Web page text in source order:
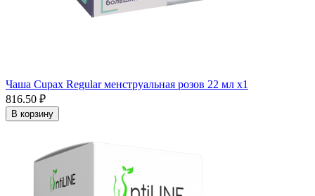
Чаша Cupax Regular менструальная розов 22 мл x1
816.50 ₽
В корзину